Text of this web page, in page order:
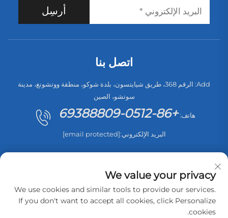
الكهربائية
اللاسلكية
عميل
«باناسونيك»
والتحدي
شركة
وهي شركة
الجنسيات
متخصصة
التحدي: كان
أرسِل
اتصل بنا
Add: الرقم 368، طريق شيايتسون، بلدة شوكو، منطقة ووتشونغ، مدينة
سوتشو، الصين
هاتف: +86-0512-69388809
البريد الإلكتروني:[email protected]
حقوق الطبع والنشر © 2026 شركة سوتشو سوييب لتجهيزات الكهرباء
المحدودة. جميع الحقوق محفوظة. -
We value your privacy
We use cookies and similar tools to provide our services.
If you don't want to accept all cookies, click Personalize
cookies.